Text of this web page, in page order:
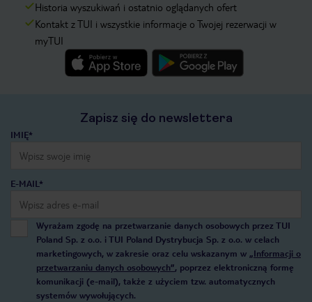
Historia wyszukiwań i ostatnio oglądanych ofert
Kontakt z TUI i wszystkie informacje o Twojej rezerwacji w
myTUI
Zapisz się do newslettera
IMIĘ*
E-MAIL*
Wyrażam zgodę na przetwarzanie danych osobowych przez TUI
Poland Sp. z o.o. i TUI Poland Dystrybucja Sp. z o.o. w celach
marketingowych, w zakresie oraz celu wskazanym w „Informacji o
przetwarzaniu danych osobowych”, poprzez elektroniczną formę
komunikacji (e-mail), także z użyciem tzw. automatycznych
systemów wywołujących.